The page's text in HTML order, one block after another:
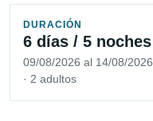
DURACIÓN
6 días / 5 noches
09/08/2026 al 14/08/2026
· 2 adultos